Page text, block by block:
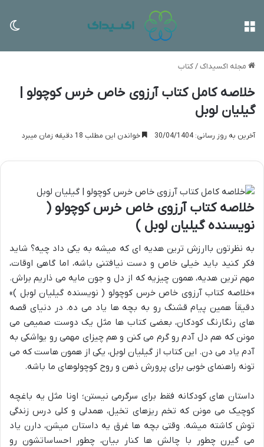
مجله اکسیداک/کتاب
خلاصه کامل کتاب آرزوی خاص خرس کوچولو |
گیلیان لوبل
آخرین به روز رسانی: 30/04/1404 خواندن این مطلب 18 دقیقه زمان میبرد
خلاصه کتاب آرزوی خاص خرس کوچولو (
نویسنده گیلیان لوبل )
به نظرتون باارزش ترین هدیه ای که میشه به یکی داد چیه؟ شاید
فکر کنید باید خیلی خاص و دست نیافتنی باشه، اما گاهی اوقات،
مهم ترین هدیه، همون چیزیه که از دل و جون مایه می ذاریم براش.
«خلاصه کتاب آرزوی خاص خرس کوچولو ( نویسنده گیلیان لوبل )»
دقیقاً همین پیام قشنگ رو به بچه ها یاد می ده. در دنیای قصه
های رنگارنگ کودکان، بعضی کتاب ها مثل یک دوست صمیمی می
مونن که هم دل آدم رو گرم می کنن و هم چیزای مهمی رو یواشکی به
آدم یاد می دن. این کتاب از گیلیان لوبل، یکی از همون هاست که می
تونه راهنمای خوبی برای پرورش ذهن و روح کوچولوهای ما باشه.
داستان های کودکانه فقط برای سرگرمی نیستن؛ اونا مثل یه باغچه
کوچیک می مونن که تخم ریزهای تخیل، همدلی و کلی درس زندگی
توش کاشته میشه. وقتی بچه ها غرق یه داستان میشن، دارن یاد
می گیرن چطور با چالش ها کنار بیان، چطور احساساتشون رو